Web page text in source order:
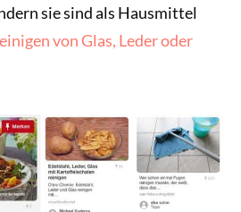
sie sind als Hausmittel
von Glas, Leder oder